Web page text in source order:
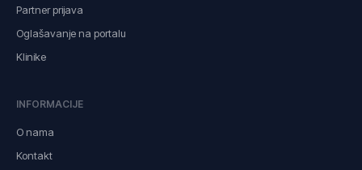
Partner prijava
Oglašavanje na portalu
Klinike
INFORMACIJE
O nama
Kontakt